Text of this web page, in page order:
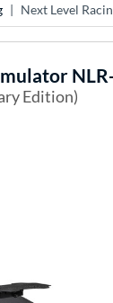
Next Level
Edition)